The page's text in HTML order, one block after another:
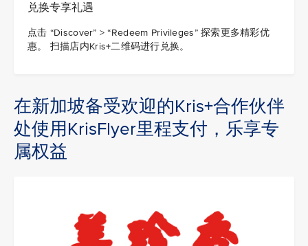
兑换专享礼遇
点击 “Discover” > “Redeem Privileges” 探索更多精彩优
惠。 扫描店内Kris+二维码进行兑换。
在新加坡备受欢迎的Kris+合作伙伴
处使用KrisFlyer里程支付，乐享专
属权益